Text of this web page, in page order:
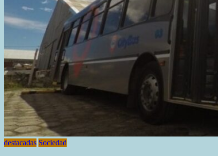
destacadas Sociedad